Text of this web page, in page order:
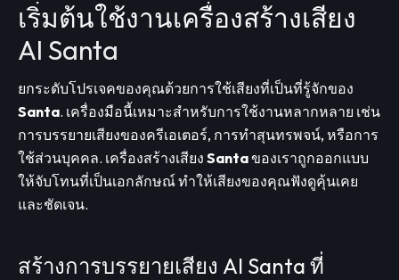
เริ่มต้นใช้งานเครื่องสร้างเสียง
AI Santa
ยกระดับโปรเจคของคุณด้วยการใช้เสียงที่เป็นที่รู้จักของ
Santa. เครื่องมือนี้เหมาะสำหรับการใช้งานหลากหลาย เช่น
การบรรยายเสียงของครีเอเตอร์, การทำสุนทรพจน์, หรือการ
ใช้ส่วนบุคคล. เครื่องสร้างเสียง Santaของเราถูกออกแบบ
ให้จับโทนที่เป็นเอกลักษณ์ ทำให้เสียงของคุณฟังดูคุ้นเคย
และชัดเจน.
สร้างการบรรยายเสียง AI Santa ที่